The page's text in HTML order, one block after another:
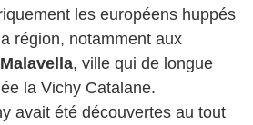
les européens huppés
région, notamment aux
, ville qui de longue
la Vichy Catalane.
avait été découvertes au tout